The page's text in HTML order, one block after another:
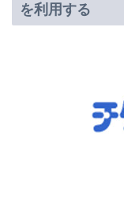
を利用する